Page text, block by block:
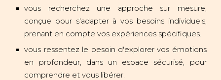
vous recherchez une approche sur mesure,
conçue pour s'adapter à vos besoins individuels,
prenant en compte vos expériences spécifiques.
vous ressentez le besoin d'explorer vos émotions
en profondeur, dans un espace sécurisé, pour
comprendre et vous libérer.